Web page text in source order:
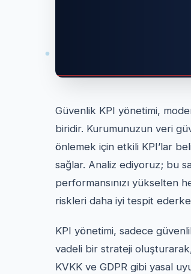
Güvenlik KPI yönetimi,
biridir. Kurumunuzun veri
önlemek için etkili KPI’lar
sağlar. Analiz ediyoruz; bu
performansınızı yükselten
riskleri daha iyi tespit
KPI yönetimi, sadece
vadeli bir strateji
KVKK ve GDPR gibi yasal